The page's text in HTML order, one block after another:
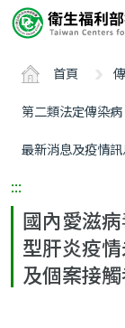
要
ALT+C
首頁
第二類法定傳染病
最新消息及疫情
:::
國內愛滋
型肝炎疫
及個案接